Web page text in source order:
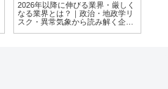
2026年以降に伸びる業界・厳しく
なる業界とは？｜政治・地政学リ
スク・異常気象から読み解く企業